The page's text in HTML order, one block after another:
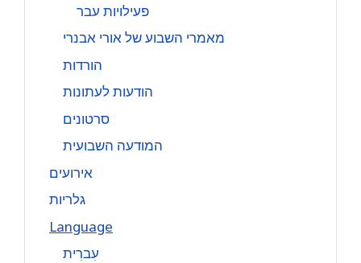
פעילויות עבר
מאמרי השבוע של אורי אבנרי
הורדות
הודעות לעתונות
סרטונים
המודעה השבועית
אירועים
גלריות
Language
עִברִית